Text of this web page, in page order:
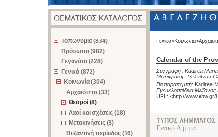
Τοπωνύμια (834)
Πρόσωπα (982)
Γεγονότα (228)
Γενικά (872)
Κοινωνία (304)
Αρχαιότητα (33)
Θεσμοί (8)
Λαοί και σχέσεις (18)
Μετακινήσεις (8)
Βυζαντινή περίοδος (16)
Γενικά>Κοινωνία>
Calendar of the
Συγγραφή : Kadirea Maria
Μετάφραση : Velentzas
Για παραπομπή: Kadirea
Εγκυκλοπαίδεια
URL: <http://www.ehw.gr/
ΤΥΠΟΣ ΛΗΜΜΑΤΟΣ
Γενικό Λήμμα